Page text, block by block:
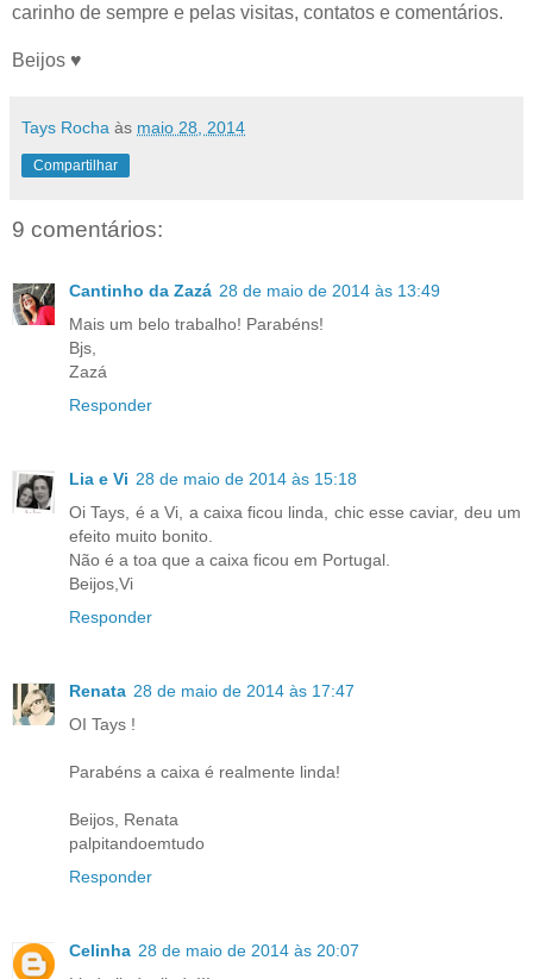
carinho de sempre e pelas visitas, contatos e comentários.
Beijos ♥
Tays Rocha às maio 28, 2014
Compartilhar
9 comentários:
Cantinho da Zazá 28 de maio de 2014 às 13:49
Mais um belo trabalho! Parabéns!
Bjs,
Zazá
Responder
Lia e Vi 28 de maio de 2014 às 15:18
Oi Tays, é a Vi, a caixa ficou linda, chic esse caviar, deu um
efeito muito bonito.
Não é a toa que a caixa ficou em Portugal.
Beijos,Vi
Responder
Renata 28 de maio de 2014 às 17:47
OI Tays !
Parabéns a caixa é realmente linda!
Beijos, Renata
palpitandoemtudo
Responder
Celinha 28 de maio de 2014 às 20:07